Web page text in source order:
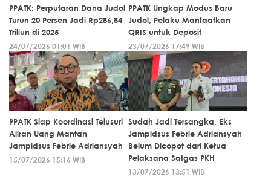
PPATK: Perputaran Dana Judol
Turun 20 Persen Jadi Rp286,84
Triliun di 2025
24/07/2026 01:01 WIB
PPATK Ungkap Modus Baru
Judol, Pelaku Manfaatkan
QRIS untuk Deposit
23/07/2026 17:49 WIB
PPATK Siap Koordinasi Telusuri
Aliran Uang Mantan
Jampidsus Febrie Adriansyah
15/07/2026 15:16 WIB
Sudah Jadi Tersangka, Eks
Jampidsus Febrie Adriansyah
Belum Dicopot dari Ketua
Pelaksana Satgas PKH
13/07/2026 13:51 WIB